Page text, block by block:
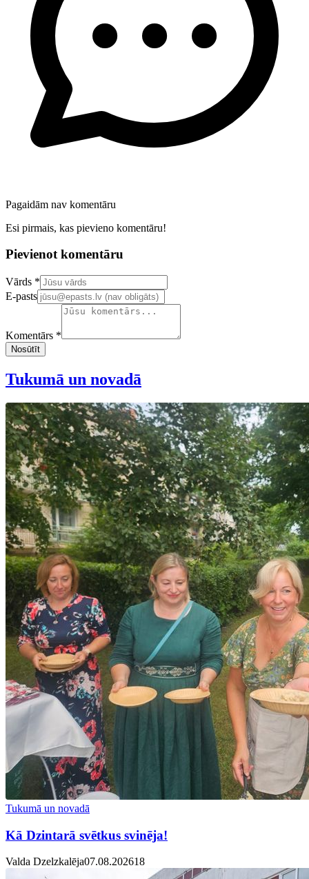
Pagaidām nav komentāru
Esi pirmais, kas pievieno komentāru!
Pievienot komentāru
Confirm your email address
Vārds *
E-pasts
Komentārs *
Nosūtīt
Tukumā un novadā
Tukumā un novadā
Kā Dzintarā svētkus svinēja!
Valda Dzelzkalēja07.08.202618